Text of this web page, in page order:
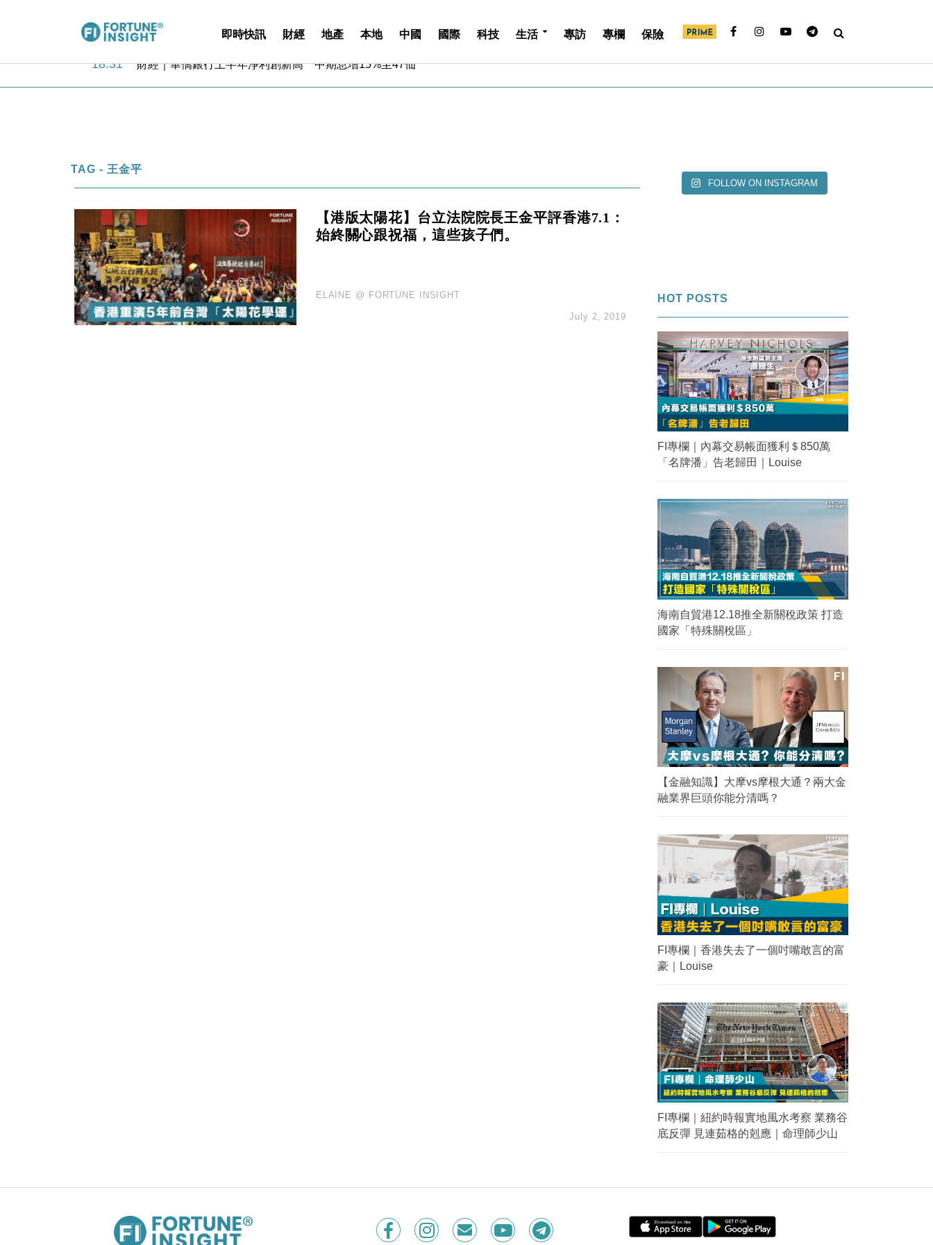
即時快訊 財經 地產 本地 中國 國際 科技 生活 專訪 專欄 保險
18:31 財經｜華僑銀行上半年淨利創新高 中期息增15%至47仙
13:44 財經｜內地7月美元計價出口增近24%勝預期 貿易順差達1125億美元
12:44 財經｜日本春季三度入市撐日圓 4月單日斥6.28萬億日圓干預創新高
15:59 財經｜SA售股自救後再出手 斥4億美元押注未上市公司
18:31 財經｜華僑銀行上半年淨利創新高 中期息增15%至47仙
17:33 財經｜滙豐上調香港今年GDP預測至4.5% 看好貿易及消費表現
16:47 本地｜假冒內地執法人員要求交「保證金」 43歲女子損失近6900萬元
16:05 財經｜日經失守6.5萬點後回穩 全周仍升近2%
15:47 財經｜恒隆10月換帥 玩具「反」斗城亞洲CEO蔡德粦接任
15:11 財經｜韓股反覆波動收跌 連挫7周創逾3年最長跌勢
TAG - 王金平
【港版太陽花】台立法院院長王金平評香港7.1：
始終關心跟祝福，這些孩子們。
ELAINE @ FORTUNE INSIGHT
July 2, 2019
FOLLOW ON INSTAGRAM
HOT POSTS
FI專欄｜內幕交易帳面獲利＄850萬
「名牌潘」告老歸田｜Louise
海南自貿港12.18推全新關稅政策 打造
國家「特殊關稅區」
【金融知識】大摩vs摩根大通？兩大金
融業界巨頭你能分清嗎？
FI專欄｜香港失去了一個吋嘴敢言的富
豪｜Louise
FI專欄｜紐約時報實地風水考察 業務谷
底反彈 見連茹格的剋應｜命理師少山